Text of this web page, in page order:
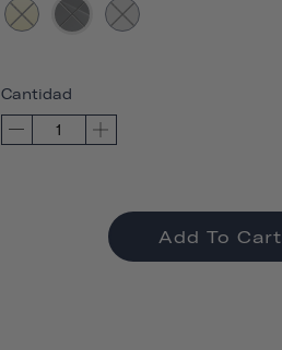
Cantidad
Add To Cart